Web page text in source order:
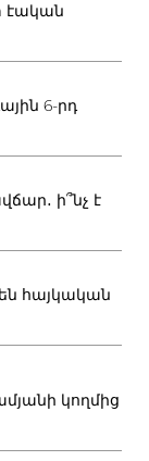
էական
6-րդ
ի՞նչ է
հայկական
կողմից